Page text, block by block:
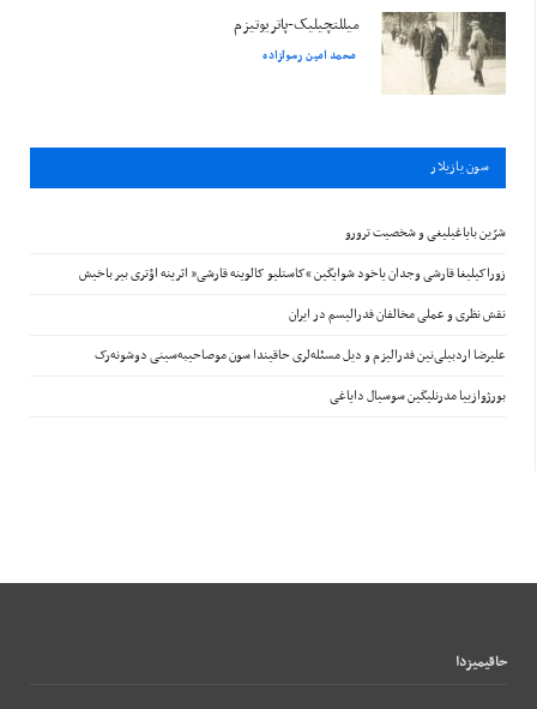
میللتچیلیک-پاتریوتیزم
محمد امین رسولزاده
سون يازيلار
شرّین بایاغیلیغی و شخصیت ترورو
زوراکیلیغا قارشی وجدان یاخود شوایگین “کاستلیو کالوینه قارشی” اثرینه اؤتری بیر باخیش
نقش نظری و عملی مخالفان فدرالیسم در ایران
علیرضا اردبیلی‌نین فدرالیزم و دیل مسئله‌لری حاقیندا سون موصاحیبه‌سینی دوشونه‌رک
بورژوازییا مدرنلیگین سوسیال دایاغی
حاقيميزدا